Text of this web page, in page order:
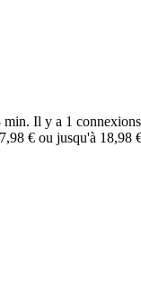
Il y a 1
€ ou jusqu'à